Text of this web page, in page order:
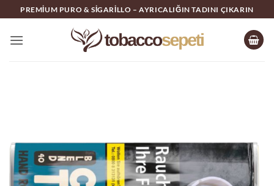
İçeriğe
atla
PREMIUM PURO & SIGARILLO – AYRICALIĞIN TADINI ÇIKARIN